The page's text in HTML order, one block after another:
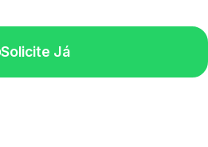
Solicite Já